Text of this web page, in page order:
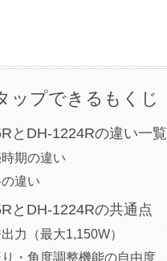
ップできるもくじ
とDH‑1224Rの違い一覧
期の違い
違い
とDH‑1224Rの共通点
力（最大1,150W）
・角度調整機能の自由度